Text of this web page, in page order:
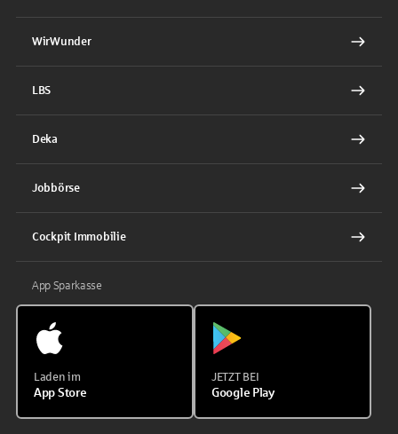
WirWunder
LBS
Deka
Jobbörse
Cockpit Immobilie
App Sparkasse
Laden im
App Store
JETZT BEI
Google Play